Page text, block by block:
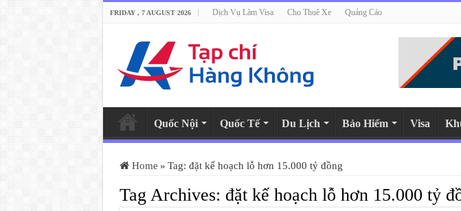
FRIDAY , 7 AUGUST 2026 Dịch Vụ Làm Visa Cho Thuê Xe Quảng Cáo
Quốc Nội Quốc Tế Du Lịch Bảo Hiểm Visa
Home » Tag: đặt kế hoạch lỗ hơn 15.000 tỷ đồng
Tag Archives: đặt kế hoạch lỗ hơn 15.000 tỷ